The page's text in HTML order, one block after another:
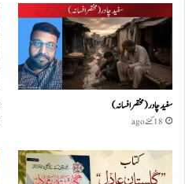
سفید چادر( مختصر افسانہ)
18 گھنٹے ago